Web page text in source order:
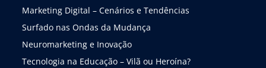
Marketing Digital – Cenários e Tendências
Surfado nas Ondas da Mudança
Neuromarketing e Inovação
Tecnologia na Educação – Vilã ou Heroína?